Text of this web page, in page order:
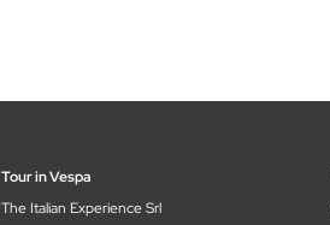
Tour in Vespa
The Italian Experience Srl